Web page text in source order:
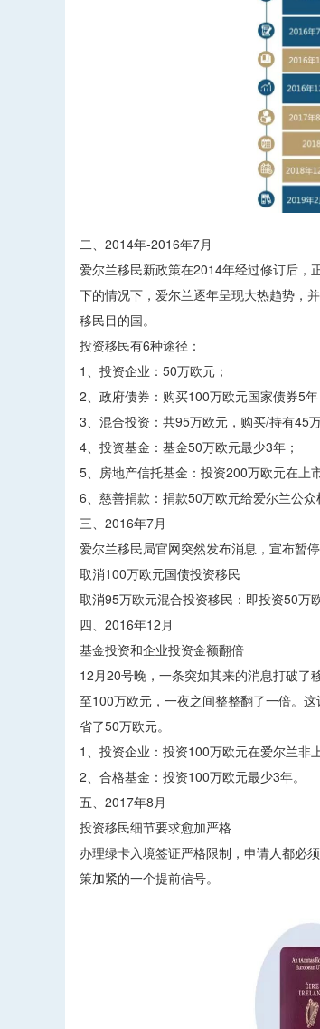
二、2014年-2016年7月
爱尔兰移民新政策在2014年经过修订后，
下的情况下，爱尔兰逐年呈现大热趋势，
移民目的国。
投资移民有6种途径：
1、投资企业：50万欧元；
2、政府债券：购买100万欧元国家债券5年
3、混合投资：共95万欧元，购买/持有45
4、投资基金：基金50万欧元最少3年；
5、房地产信托基金：投资200万欧元在上
6、慈善捐款：捐款50万欧元给爱尔兰公
三、2016年7月
爱尔兰移民局官网突然发布消息，宣布暂
取消100万欧元国债投资移民
取消95万欧元混合投资移民：即投资50万
四、2016年12月
基金投资和企业投资金额翻倍
12月20号晚，一条突如其来的消息打破了
至100万欧元，一夜之间整整翻了一倍。
省了50万欧元。
1、投资企业：投资100万欧元在爱尔兰非
2、合格基金：投资100万欧元最少3年。
五、2017年8月
投资移民细节要求愈加严格
办理绿卡入境签证严格限制，申请人都必
策加紧的一个提前信号。